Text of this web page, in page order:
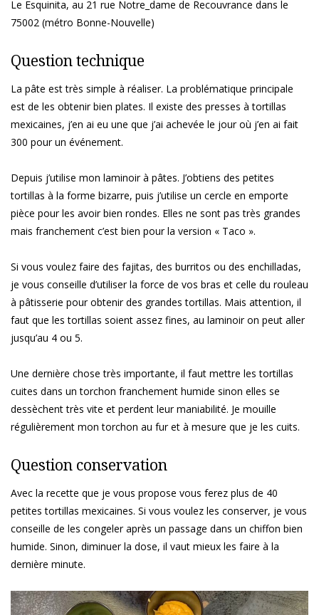
Le Esquinita, au 21 rue Notre_dame de Recouvrance dans le
75002 (métro Bonne-Nouvelle)
Question technique
La pâte est très simple à réaliser. La problématique principale
est de les obtenir bien plates. Il existe des presses à tortillas
mexicaines, j’en ai eu une que j’ai achevée le jour où j’en ai fait
300 pour un événement.
Depuis j’utilise mon laminoir à pâtes. J’obtiens des petites
tortillas à la forme bizarre, puis j’utilise un cercle en emporte
pièce pour les avoir bien rondes. Elles ne sont pas très grandes
mais franchement c’est bien pour la version « Taco ».
Si vous voulez faire des fajitas, des burritos ou des enchilladas,
je vous conseille d’utiliser la force de vos bras et celle du rouleau
à pâtisserie pour obtenir des grandes tortillas. Mais attention, il
faut que les tortillas soient assez fines, au laminoir on peut aller
jusqu’au 4 ou 5.
Une dernière chose très importante, il faut mettre les tortillas
cuites dans un torchon franchement humide sinon elles se
dessèchent très vite et perdent leur maniabilité. Je mouille
régulièrement mon torchon au fur et à mesure que je les cuits.
Question conservation
Avec la recette que je vous propose vous ferez plus de 40
petites tortillas mexicaines. Si vous voulez les conserver, je vous
conseille de les congeler après un passage dans un chiffon bien
humide. Sinon, diminuer la dose, il vaut mieux les faire à la
dernière minute.